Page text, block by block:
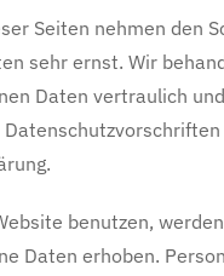
Seiten nehmen den
sehr ernst. Wir
Daten vertraulich
benutzen,
Daten erhoben.